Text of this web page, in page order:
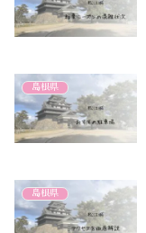
島根県
島根県